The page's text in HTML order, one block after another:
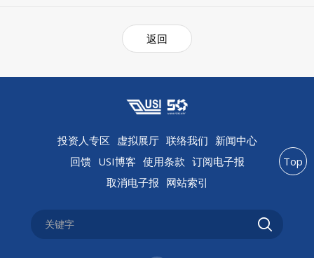
返回
投资人专区 虚拟展厅 联络我们 新闻中心
回馈 USI博客 使用条款 订阅电子报
取消电子报 网站索引
Top